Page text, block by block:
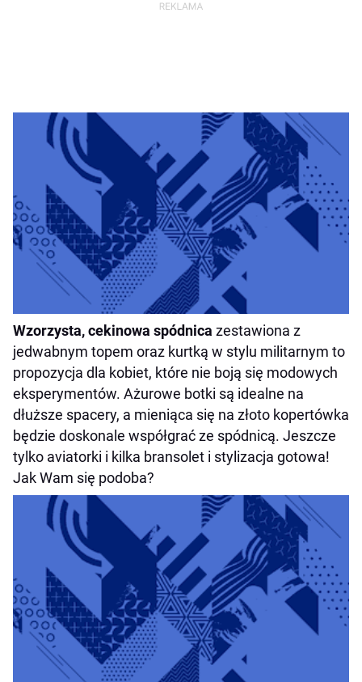
Wzorzysta, cekinowa spódnica zestawiona z
jedwabnym topem oraz kurtką w stylu militarnym to
propozycja dla kobiet, które nie boją się modowych
eksperymentów. Ażurowe botki są idealne na
dłuższe spacery, a mieniąca się na złoto kopertówka
będzie doskonale współgrać ze spódnicą. Jeszcze
tylko aviatorki i kilka bransolet i stylizacja gotowa!
Jak Wam się podoba?